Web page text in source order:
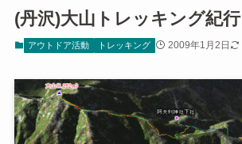
(丹沢)大山トレッキング紀行
アウトドア活動 トレッキング 2009年1月2日